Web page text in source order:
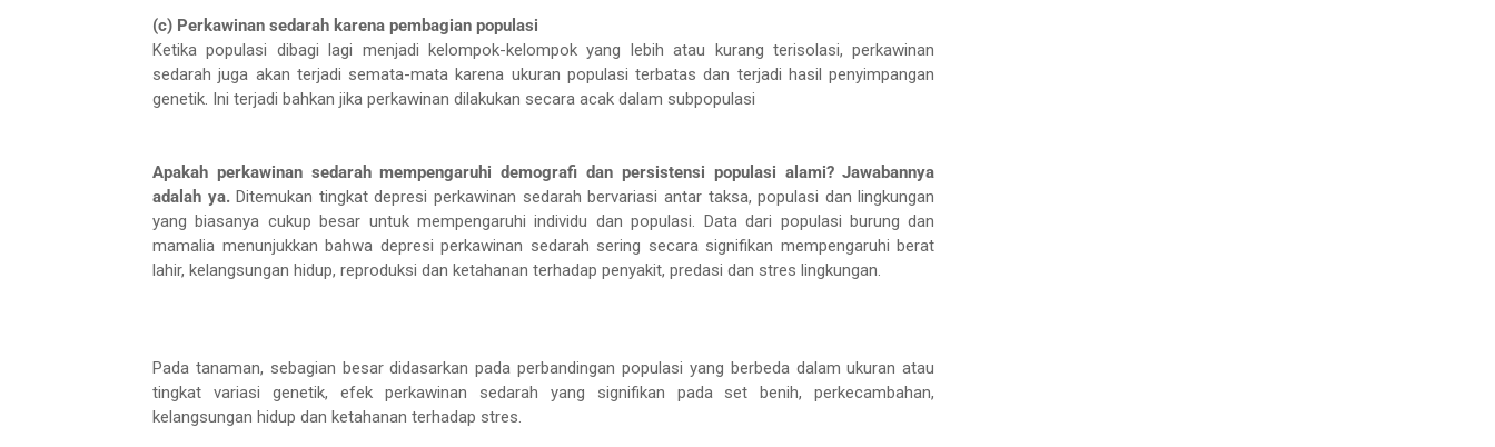
(c) Perkawinan sedarah karena pembagian populasi
Ketika populasi dibagi lagi menjadi kelompok-kelompok yang lebih atau kurang terisolasi, perkawinan
sedarah juga akan terjadi semata-mata karena ukuran populasi terbatas dan terjadi hasil penyimpangan
genetik. Ini terjadi bahkan jika perkawinan dilakukan secara acak dalam subpopulasi
Apakah perkawinan sedarah mempengaruhi demografi dan persistensi populasi alami? Jawabannya
adalah ya.Ditemukan tingkat depresi perkawinan sedarah bervariasi antar taksa, populasi dan lingkungan
yang biasanya cukup besar untuk mempengaruhi individu dan populasi. Data dari populasi burung dan
mamalia menunjukkan bahwa depresi perkawinan sedarah sering secara signifikan mempengaruhi berat
lahir, kelangsungan hidup, reproduksi dan ketahanan terhadap penyakit, predasi dan stres lingkungan.
Pada tanaman, sebagian besar didasarkan pada perbandingan populasi yang berbeda dalam ukuran atau
tingkat variasi genetik, efek perkawinan sedarah yang signifikan pada set benih, perkecambahan,
kelangsungan hidup dan ketahanan terhadap stres.